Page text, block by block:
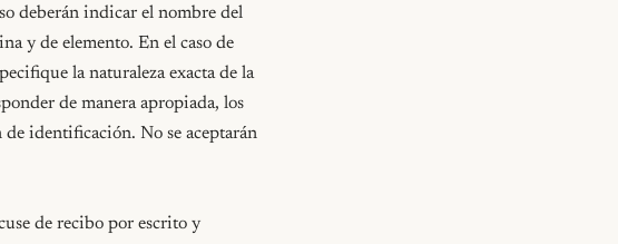
deberán indicar el nombre del
y de elemento. En el caso de
la naturaleza exacta de la
de manera apropiada, los
identificación. No se aceptarán
de recibo por escrito y